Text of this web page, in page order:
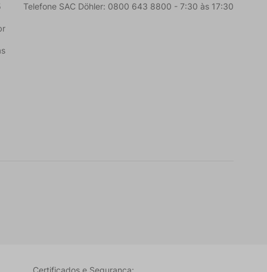
Telefone SAC Döhler: 0800 643 8800 - 7:30 às 17:30
Certificados e Segurança: